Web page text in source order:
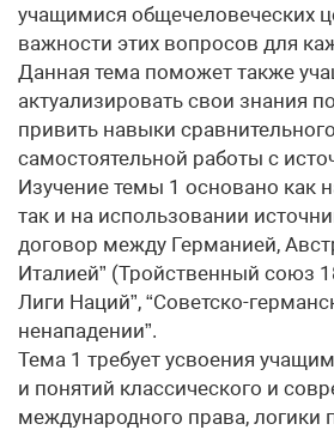
учащимися общечеловеческих
важности этих вопросов для
Данная тема поможет также
актуализировать свои знания
привить навыки
самостоятельной работы с
Изучение темы 1 основано как
так и на использовании
договор между Германией,
Италией” (Тройственный союз
Лиги Наций”, “Советско-
ненападении”.
Тема 1 требует усвоения
и понятий классического и
международного права, логики